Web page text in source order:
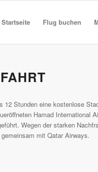
Startseite Flug buchen
Stunden eine kostenlose
Hamad International
Wegen der starken
mit Qatar Airways.